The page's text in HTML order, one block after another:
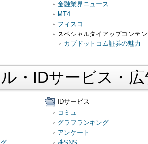
金融業界ニュース
MT4
フィスコ
スペシャルタイアップコンテ
カブドットコム証券の魅力
・IDサービス・
IDサービス
コミュ
グラフランキング
アンケート
株SNS